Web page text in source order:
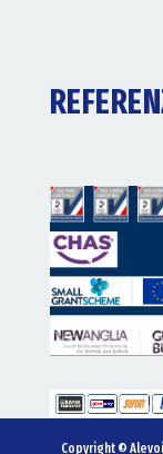
Copyright ©